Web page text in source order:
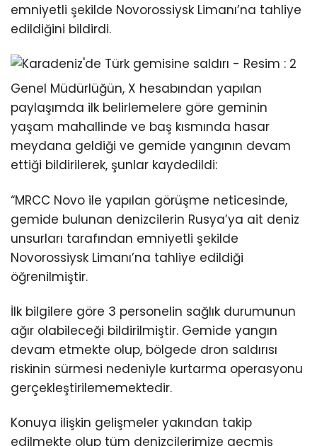
emniyetli şekilde Novorossiysk Limanı’na tahliye
edildiğini bildirdi.
Genel Müdürlüğün, X hesabından yapılan
paylaşımda ilk belirlemelere göre geminin
yaşam mahallinde ve baş kısmında hasar
meydana geldiği ve gemide yangının devam
ettiği bildirilerek, şunlar kaydedildi:
“MRCC Novo ile yapılan görüşme neticesinde,
gemide bulunan denizcilerin Rusya’ya ait deniz
unsurları tarafından emniyetli şekilde
Novorossiysk Limanı’na tahliye edildiği
öğrenilmiştir.
İlk bilgilere göre 3 personelin sağlık durumunun
ağır olabileceği bildirilmiştir. Gemide yangın
devam etmekte olup, bölgede dron saldırısı
riskinin sürmesi nedeniyle kurtarma operasyonu
gerçekleştirilememektedir.
Konuya ilişkin gelişmeler yakından takip
edilmekte olup tüm denizcilerimize geçmiş